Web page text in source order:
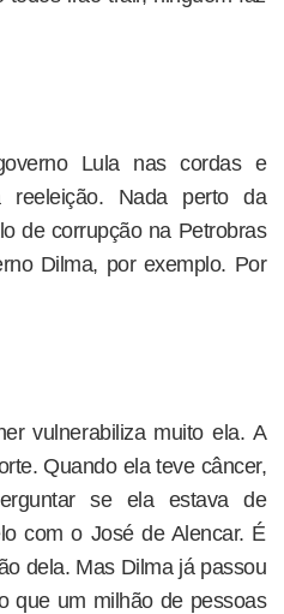
Lula nas cordas e
reeleição. Nada perto da
de corrupção na Petrobras
Dilma, por exemplo. Por
vulnerabiliza muito ela. A
Quando ela teve câncer,
se ela estava de
com o José de Alencar. É
dela. Mas Dilma já passou
que um milhão de pessoas